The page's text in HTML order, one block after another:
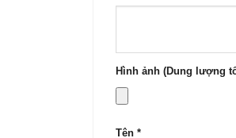
Hình ảnh (Dung lượng
Tên *